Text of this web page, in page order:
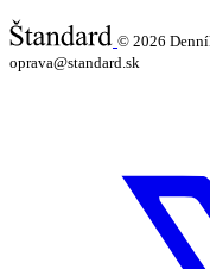
© 2026
oprava@standard.sk